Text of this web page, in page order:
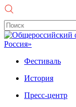
Фестиваль
История
Пресс-центр